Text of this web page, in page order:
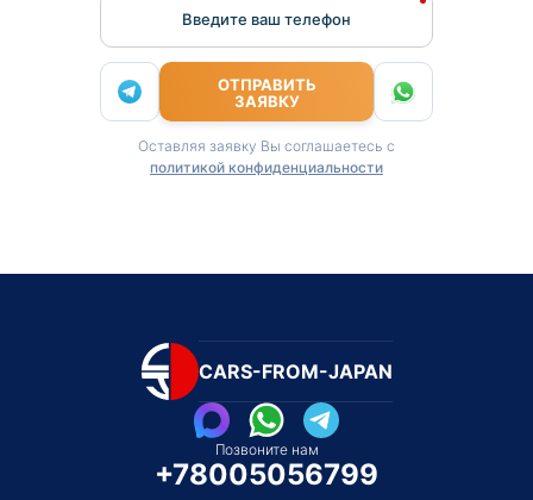
Введите ваш телефон
ОТПРАВИТЬ
ЗАЯВКУ
Оставляя заявку Вы соглашаетесь с
политикой конфиденциальности
CARS-FROM-JAPAN
Позвоните нам
+78005056799